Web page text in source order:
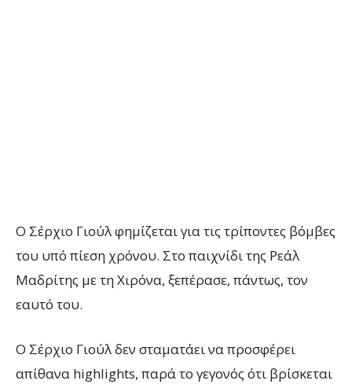
Ο Σέρχιο Γιούλ φημίζεται για τις τρίποντες βόμβες
του υπό πίεση χρόνου. Στο παιχνίδι της Ρεάλ
Μαδρίτης με τη Χιρόνα, ξεπέρασε, πάντως, τον
εαυτό του.
Ο Σέρχιο Γιούλ δεν σταματάει να προσφέρει
απίθανα highlights, παρά το γεγονός ότι βρίσκεται